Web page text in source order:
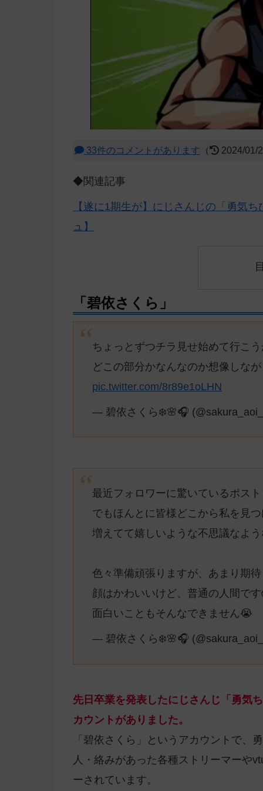
33件のコメントがあります （ 2024/01/
◆関連記事
【遂に1期生が】にじさんじの「勇気
ュ】
「碧依さくら」
ちょっとずつチラ見せ始めて行こ
どこの部分かなんなのか想像しな
pic.twitter.com/8r89e1oLHN
— 碧依さくら❄️🌸🎧
最近フォロワーに驚いているポス
でもほんとに皆様どこから私を見
増えてて嬉しいような不思議なよ
色々準備頑張りますが、あまり期
顔はかわいいけど、普通の人間で
面白いこともそんなできません😭
— 碧依さくら❄️🌸🎧
先日卒業を発表したにじさんじ「勇気
カウントがありました。
「碧依さくら」というアカウントで、
人・絡みがあった各種ストリーマーや
ーされています。